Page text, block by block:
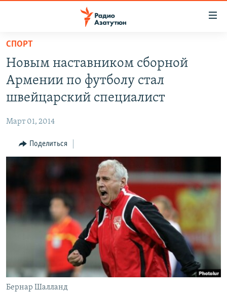
Перейти
основному
содержанию
Перейти
основной
навигации
Перейти
ПОЛИТИКА
ЭКОНОМИКА
РЕГИОН
НАГОРНЫЙ КАРАБАХ
АРХИВ
Русский
СПОРТ
Новым наставником сборной
Армении по футболу стал
швейцарский специалист
Март 01, 2014
Поделиться
Бернар Шалланд